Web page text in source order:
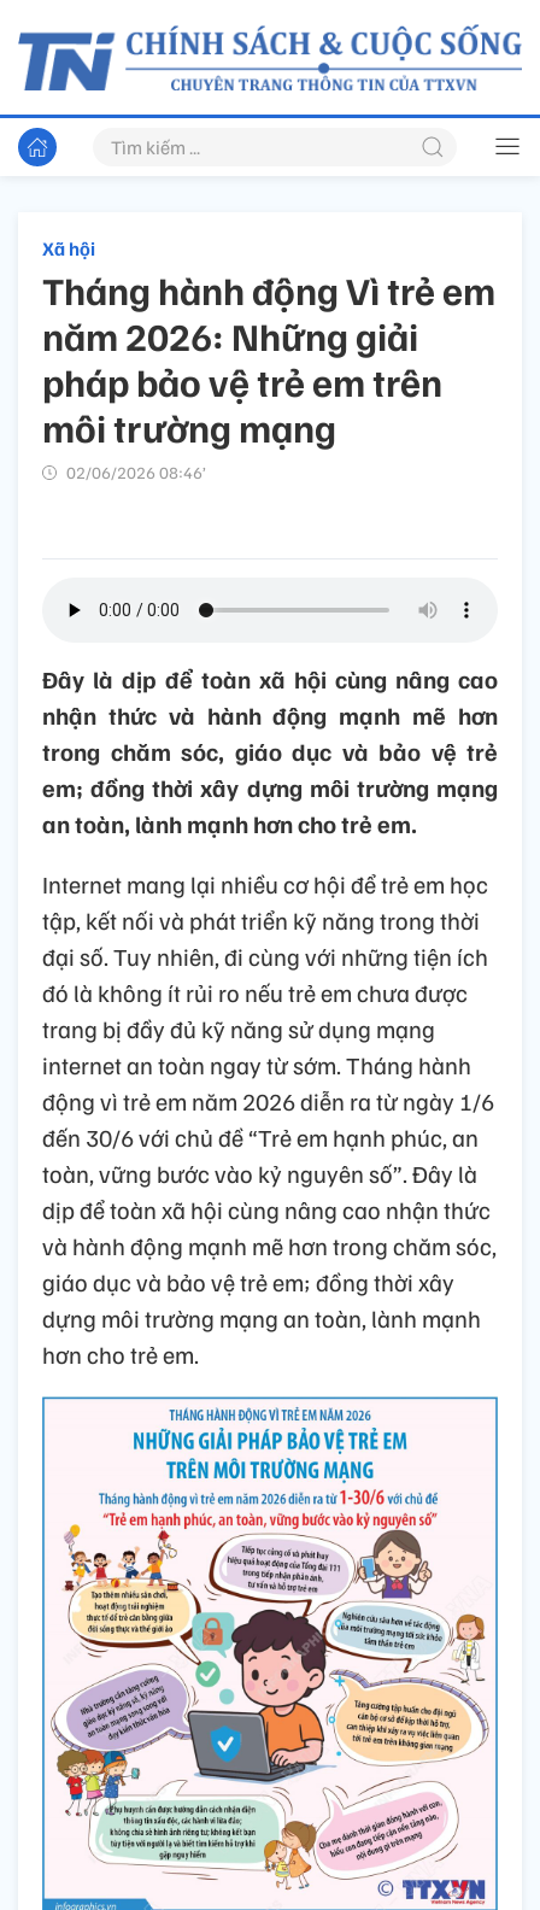
Xã hội
Tháng hành động Vì trẻ em
năm 2026: Những giải
pháp bảo vệ trẻ em trên
môi trường mạng
02/06/2026 08:46’
Đây là dịp để toàn xã hội cùng nâng cao
nhận thức và hành động mạnh mẽ hơn
trong chăm sóc, giáo dục và bảo vệ trẻ
em; đồng thời xây dựng môi trường mạng
an toàn, lành mạnh hơn cho trẻ em.
Internet mang lại nhiều cơ hội để trẻ em học
tập, kết nối và phát triển kỹ năng trong thời
đại số. Tuy nhiên, đi cùng với những tiện ích
đó là không ít rủi ro nếu trẻ em chưa được
trang bị đầy đủ kỹ năng sử dụng mạng
internet an toàn ngay từ sớm. Tháng hành
động vì trẻ em năm 2026 diễn ra từ ngày 1/6
đến 30/6 với chủ đề “Trẻ em hạnh phúc, an
toàn, vững bước vào kỷ nguyên số”. Đây là
dịp để toàn xã hội cùng nâng cao nhận thức
và hành động mạnh mẽ hơn trong chăm sóc,
giáo dục và bảo vệ trẻ em; đồng thời xây
dựng môi trường mạng an toàn, lành mạnh
hơn cho trẻ em.